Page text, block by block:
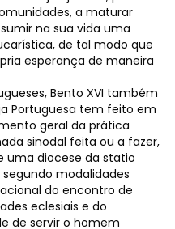
a maturar
na sua vida uma
de tal modo que
esperança de maneira
Bento XVI também
Portuguesa tem feito em
geral da prática
sinodal feita ou a fazer,
uma diocese da statio
modalidades
do encontro de
eclesiais e do
de servir o homem